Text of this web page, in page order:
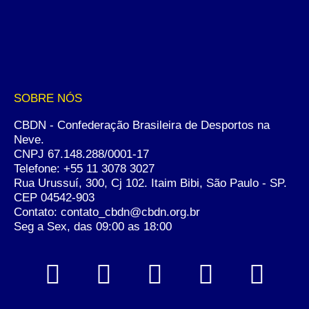
SOBRE NÓS
CBDN - Confederação Brasileira de Desportos na
Neve.
CNPJ 67.148.288/0001-17
Telefone: +55 11 3078 3027
Rua Urussuí, 300, Cj 102. Itaim Bibi, São Paulo - SP.
CEP 04542-903
Contato: contato_cbdn@cbdn.org.br
Seg a Sex, das 09:00 as 18:00